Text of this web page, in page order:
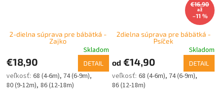
2-dielna súprava pre bábätká -
Zajko
Skladom
€18,90 DETAIL
68 (4-6m) 74 (6-9m)
80 (9-12m) 86 (12-18m)
€16,90
až
–11 %
2dielna súprava pre bábätká -
Psíček
Skladom
od €14,90 DETAIL
68 (4-6m) 74 (6-9m)
86 (12-18m)